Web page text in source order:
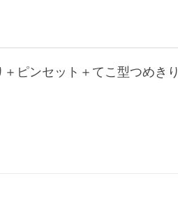
ピンセット＋てこ型つめきり